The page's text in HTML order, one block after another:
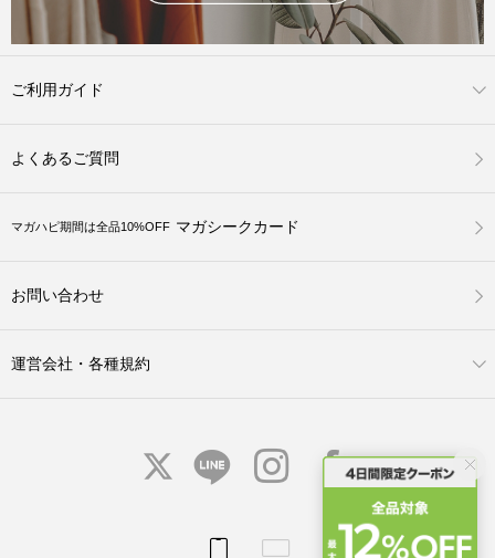
ご利用ガイド
よくあるご質問
マガハピ期間は全品10%OFF マガシークカード
お問い合わせ
運営会社・各種規約